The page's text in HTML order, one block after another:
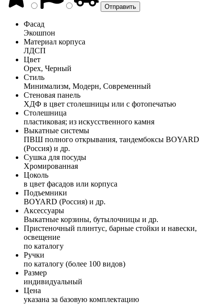
Фасад
Экошпон
Материал корпуса
ЛДСП
Цвет
Орех, Черный
Стиль
Минимализм, Модерн, Современный
Стеновая панель
ХДФ в цвет столешницы или с фотопечатью
Столешница
пластиковая; из искусственного камня
Выкатные системы
ПВШ полного открывания, тандембоксы BOYARD
(Россия) и др.
Сушка для посуды
Хромированная
Цоколь
в цвет фасадов или корпуса
Подъемники
BOYARD (Россия) и др.
Аксессуары
Выкатные корзины, бутылочницы и др.
Пристеночный плинтус, барные стойки и навески,
освещение
по каталогу
Ручки
по каталогу (более 100 видов)
Размер
индивидуальный
Цена
указана за базовую комплектацию